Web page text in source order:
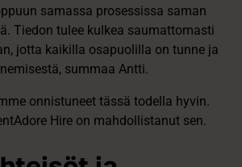
samassa prosessissa saman
Tiedon tulee kulkea saumattomasti
jotta kaikilla osapuolilla on tunne ja
summaa Antti.
onnistuneet tässä todella hyvin.
Hire on mahdollistanut sen.